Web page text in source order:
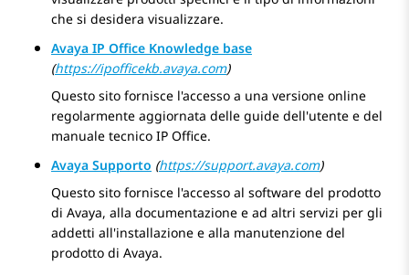
che si desidera visualizzare.
Avaya IP Office Knowledge base
(https://ipofficekb.avaya.com)
Questo sito fornisce l'accesso a una versione online
regolarmente aggiornata delle guide dell'utente e del
manuale tecnico IP Office.
Avaya Supporto (https://support.avaya.com)
Questo sito fornisce l'accesso al software del prodotto
di Avaya, alla documentazione e ad altri servizi per gli
addetti all'installazione e alla manutenzione del
prodotto di Avaya.